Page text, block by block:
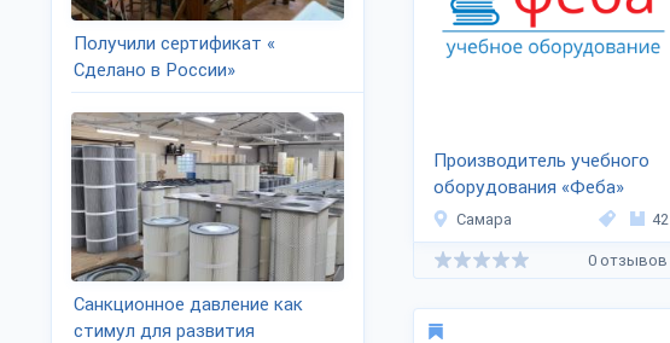
Производитель учебного
оборудования «Феба»
Самара 42
0 отзывов
Получили сертификат «
Сделано в России»
Санкционное давление как
стимул для развития